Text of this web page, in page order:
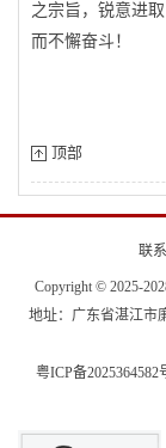
之宗旨，锐意进
而不懈奋斗！
顶部
联
Copyright © 2025-
地址：广东省湛江市
粤ICP备2025364582